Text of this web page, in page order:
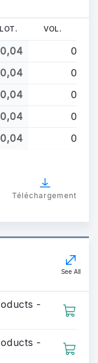
VOL.
0,04
0
0,04
0
0,04
0
0,04
0
0,04 0
Téléchargement
See All
-
-